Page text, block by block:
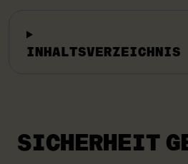
INHALTSVERZEICHNIS
SICHERHEIT